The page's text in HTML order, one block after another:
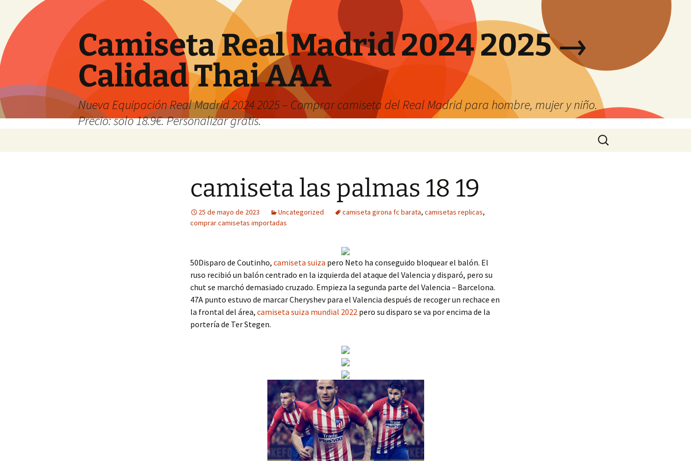
Camiseta Real Madrid 2024 2025 →
Calidad Thai AAA
Nueva Equipación Real Madrid 2024 2025 – Comprar camiseta del Real Madrid para hombre, mujer y niño.
Precio: solo 18.9€. Personalizar gratis.
Buscar:
camiseta las palmas 18 19
25 de mayo de 2023 Uncategorized camiseta girona fc barata, camisetas replicas,
comprar camisetas importadas
50Disparo de Coutinho, camiseta suiza pero Neto ha conseguido bloquear el balón. El
ruso recibió un balón centrado en la izquierda del ataque del Valencia y disparó, pero su
chut se marchó demasiado cruzado. Empieza la segunda parte del Valencia – Barcelona.
47A punto estuvo de marcar Cheryshev para el Valencia después de recoger un rechace en
la frontal del área, camiseta suiza mundial 2022 pero su disparo se va por encima de la
portería de Ter Stegen.